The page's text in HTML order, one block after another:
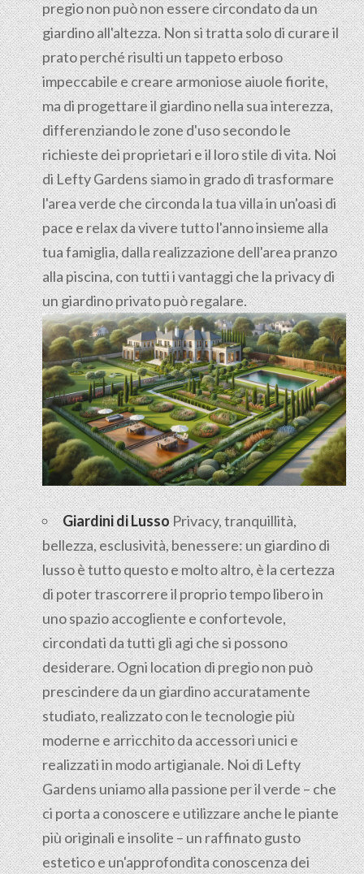
pregio non può non essere circondato da un
giardino all'altezza. Non si tratta solo di curare il
prato perché risulti un tappeto erboso
impeccabile e creare armoniose aiuole fiorite,
ma di progettare il giardino nella sua interezza,
differenziando le zone d'uso secondo le
richieste dei proprietari e il loro stile di vita. Noi
di Lefty Gardens siamo in grado di trasformare
l'area verde che circonda la tua villa in un'oasi di
pace e relax da vivere tutto l'anno insieme alla
tua famiglia, dalla realizzazione dell'area pranzo
alla piscina, con tutti i vantaggi che la privacy di
un giardino privato può regalare.
Giardini di LussoPrivacy, tranquillità,
bellezza, esclusività, benessere: un giardino di
lusso è tutto questo e molto altro, è la certezza
di poter trascorrere il proprio tempo libero in
uno spazio accogliente e confortevole,
circondati da tutti gli agi che si possono
desiderare. Ogni location di pregio non può
prescindere da un giardino accuratamente
studiato, realizzato con le tecnologie più
moderne e arricchito da accessori unici e
realizzati in modo artigianale. Noi di Lefty
Gardens uniamo alla passione per il verde – che
ci porta a conoscere e utilizzare anche le piante
più originali e insolite – un raffinato gusto
estetico e un'approfondita conoscenza dei